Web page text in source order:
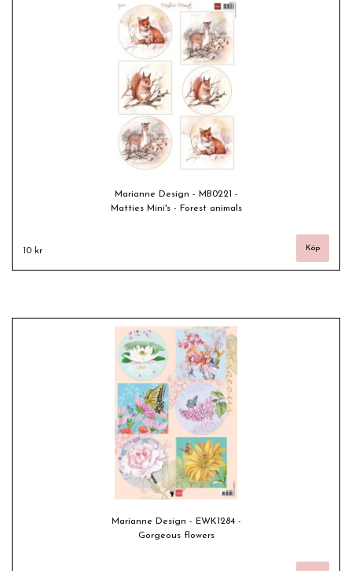
Marianne Design - MB0221 -
Matties Mini's - Forest animals
10 kr
Marianne Design - EWK1284 -
Gorgeous flowers